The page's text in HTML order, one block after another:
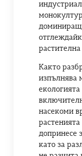
доминиращ
Както
изпълнява
екологията
насекоми
допринесе
като за